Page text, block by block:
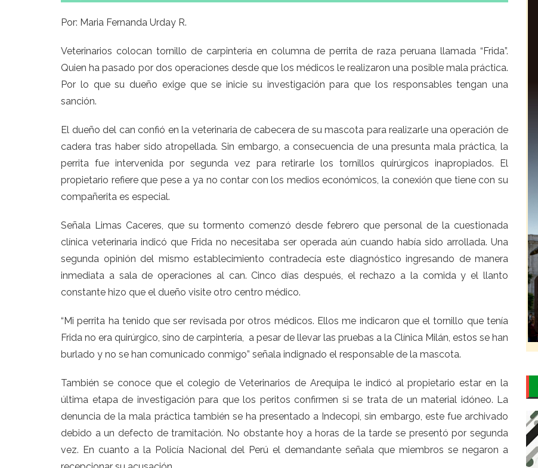
Por: Maria Fernanda Urday R.
Veterinarios colocan tornillo de carpintería en columna de perrita de raza peruana llamada “Frida”.
Quien ha pasado por dos operaciones desde que los médicos le realizaron una posible mala práctica.
Por lo que su dueño exige que se inicie su investigación para que los responsables tengan una
sanción.
El dueño del can confió en la veterinaria de cabecera de su mascota para realizarle una operación de
cadera tras haber sido atropellada. Sin embargo, a consecuencia de una presunta mala práctica, la
perrita fue intervenida por segunda vez para retirarle los tornillos quirúrgicos inapropiados. El
propietario refiere que pese a ya no contar con los medios económicos, la conexión que tiene con su
compañerita es especial.
Señala Limas Caceres, que su tormento comenzó desde febrero que personal de la cuestionada
clínica veterinaria indicó que Frida no necesitaba ser operada aún cuando había sido arrollada. Una
segunda opinión del mismo establecimiento contradecía este diagnóstico ingresando de manera
inmediata a sala de operaciones al can. Cinco días después, el rechazo a la comida y el llanto
constante hizo que el dueño visite otro centro médico.
“Mi perrita ha tenido que ser revisada por otros médicos. Ellos me indicaron que el tornillo que tenía
Frida no era quirúrgico, sino de carpintería, a pesar de llevar las pruebas a la Clínica Milán, estos se han
burlado y no se han comunicado conmigo” señala indignado el responsable de la mascota.
También se conoce que el colegio de Veterinarios de Arequipa le indicó al propietario estar en la
última etapa de investigación para que los peritos confirmen si se trata de un material idóneo. La
denuncia de la mala práctica también se ha presentado a Indecopi, sin embargo, este fue archivado
debido a un defecto de tramitación. No obstante hoy a horas de la tarde se presentó por segunda
vez. En cuanto a la Policía Nacional del Perú el demandante señala que miembros se negaron a